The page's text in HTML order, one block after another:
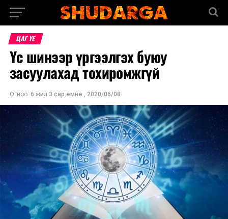
ЦАГ ҮЕ
Үс шинээр үргээлгэх буюу
засуулахад тохиромжгүй
Огноо: 6 жил 3 сар.өмнө , 2020/06/08